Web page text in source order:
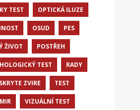
TEST OPTICKÁ ILUZE
OSUD PES
ŽIVOT POSTŘEH
TEST RADY
SKRYTE ZVIRE TEST
VIZUÁLNÍ TEST